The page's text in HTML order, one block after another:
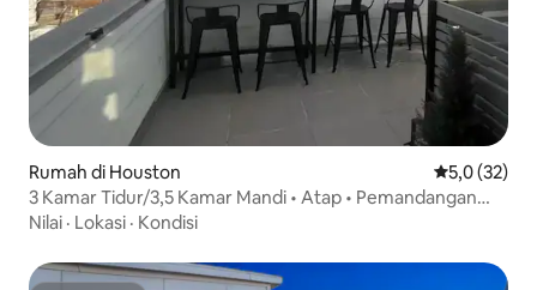
Rumah di Houston Nilai rata-
5,0 (32)
3 Kamar Tidur/3,5 Kamar Mandi • Atap • Pemandangan
Pusat Kota Houston
Nilai · Lokasi · Kondisi